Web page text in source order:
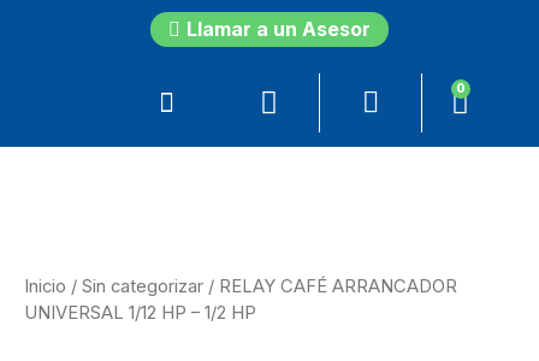
Llamar a un Asesor
0
Inicio / Sin categorizar / RELAY CAFÉ ARRANCADOR
UNIVERSAL 1/12 HP – 1/2 HP